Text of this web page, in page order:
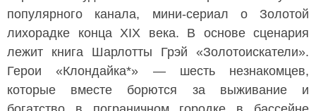
популярного канала, мини-сериал о Золотой
лихорадке конца XIX века. В основе сценария
лежит книга Шарлотты Грэй «Золотоискатели».
Герои «Клондайка*» — шесть незнакомцев,
которые вместе борются за выживание и